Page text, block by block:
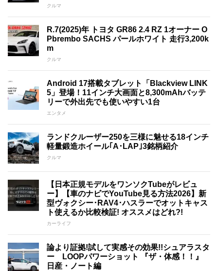
クルマ
R.7(2025)年 トヨタ GR86 2.4 RZ 1オーナー O
Pbrembo SACHS パールホワイト 走行3,200k
m
クルマ
Android 17搭載タブレット「Blackview LINK
5」登場！11インチ大画面と8,300mAhバッテ
リーで外出先でも使いやすい1台
エンタメ
ランドクルーザー250を三様に魅せる18インチ
軽量鍛造ホイール｢A･LAP｣3銘柄紹介
クルマ
【日本正規モデルをワンソクTubeがレビュ
ー】【車のナビでYouTube見る方法2026】新
型ヴォクシー･RAV4･ハスラーでオットキャス
ト使えるか比較検証! オススメはどれ?!
カーライフ
論より証拠!試して実感その効果!!シュアラスタ
ー LOOPパワーショット 『ザ・体感！！』
日産・ノート編